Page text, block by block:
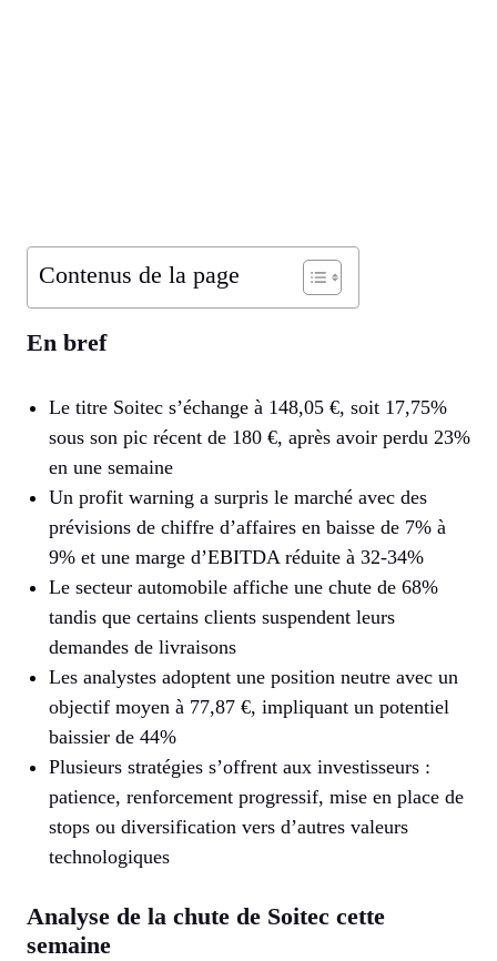
Contenus de la page
En bref
Le titre Soitec s’échange à 148,05 €, soit 17,75%
sous son pic récent de 180 €, après avoir perdu 23%
en une semaine
Un profit warning a surpris le marché avec des
prévisions de chiffre d’affaires en baisse de 7% à
9% et une marge d’EBITDA réduite à 32-34%
Le secteur automobile affiche une chute de 68%
tandis que certains clients suspendent leurs
demandes de livraisons
Les analystes adoptent une position neutre avec un
objectif moyen à 77,87 €, impliquant un potentiel
baissier de 44%
Plusieurs stratégies s’offrent aux investisseurs :
patience, renforcement progressif, mise en place de
stops ou diversification vers d’autres valeurs
technologiques
Analyse de la chute de Soitec cette
semaine